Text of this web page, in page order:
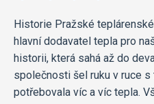
Historie Pražské
hlavní dodavatel tepla pro
historii, která sahá až do
společnosti šel ruku v ruce s
potřebovala víc a víc tepla.